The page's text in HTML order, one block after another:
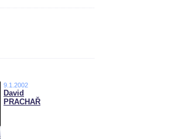
9.1.2002
David
PRACHAŘ